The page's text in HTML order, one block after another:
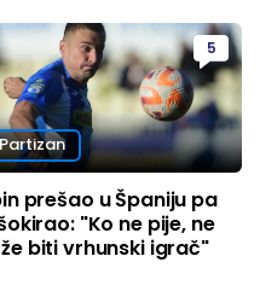
5
Partizan
prešao u Španiju pa
"Ko ne pije, ne
biti vrhunski igrač"